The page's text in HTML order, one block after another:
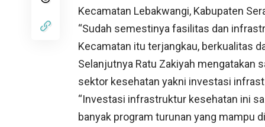
Kecamatan Lebakwangi, Kabupaten
“Sudah semestinya fasilitas dan
Kecamatan itu terjangkau, berkualitas
Selanjutnya Ratu Zakiyah mengatakan
sektor kesehatan yakni investasi
“Investasi infrastruktur kesehatan ini
banyak program turunan yang mampu